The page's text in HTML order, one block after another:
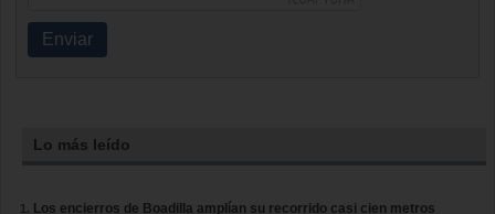
Enviar
Lo más leído
Los encierros de Boadilla amplían su recorrido casi cien metros